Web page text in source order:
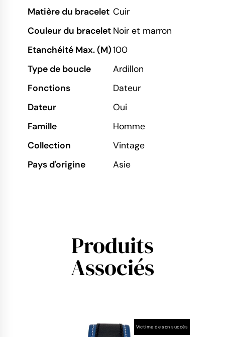
Matière du bracelet Cuir
Couleur du bracelet Noir et marron
Etanchéité Max. (M)100
Type de boucle
Ardillon
Fonctions
Dateur
Dateur
Oui
Famille
Homme
Collection
Vintage
Pays d'origine
Asie
Produits
Associés
Victime de son succès